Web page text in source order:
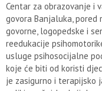
Centar za obrazovanje i
govora Banjaluka,
govorne, logopedske i
reedukacije
usluge psihosocijalne
koje će biti od koristi
je zasigurno i terapijsko